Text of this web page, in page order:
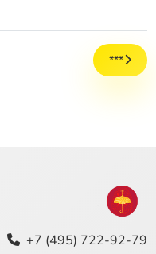
***
+7 (495) 722-92-79